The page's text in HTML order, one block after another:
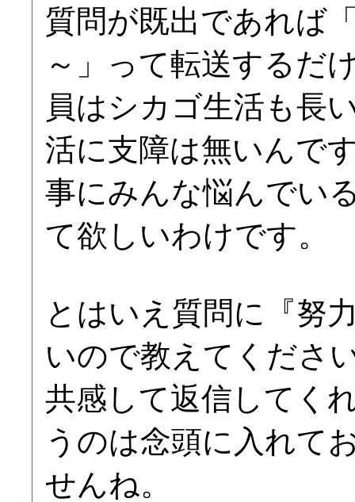
質問が既出であれば
～」って転送するだ
員はシカゴ生活も長
活に支障は無いんで
事にみんな悩んでい
て欲しいわけです。
とはいえ質問に『努
いので教えてくださ
共感して返信してく
うのは念頭に入れて
せんね。